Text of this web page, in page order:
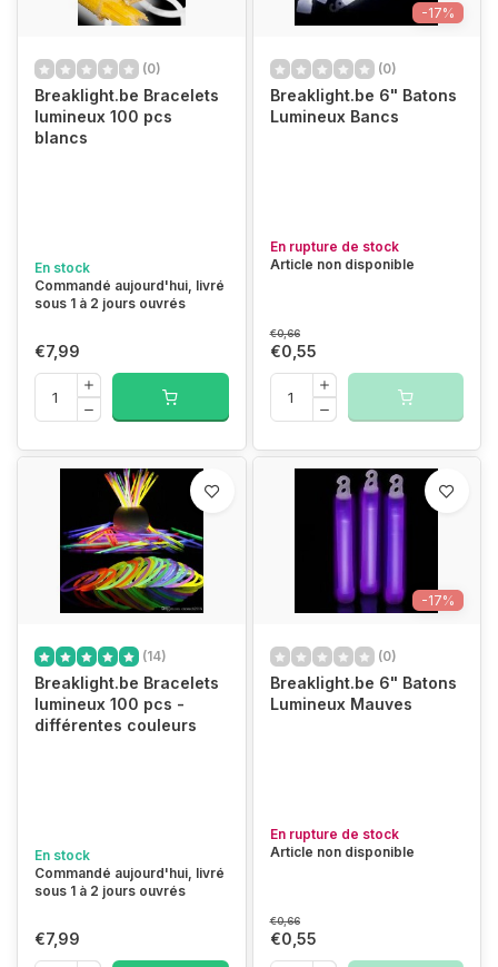
(0)
Breaklight.be Bracelets
lumineux 100 pcs
blancs
En stock
Commandé aujourd'hui, livré
sous 1 à 2 jours ouvrés
€7,99
-17%
(0)
Breaklight.be 6" Batons
Lumineux Bancs
En rupture de stock
Article non disponible
€0,66
€0,55
(14)
Breaklight.be Bracelets
lumineux 100 pcs -
différentes couleurs
En stock
Commandé aujourd'hui, livré
sous 1 à 2 jours ouvrés
€7,99
-17%
(0)
Breaklight.be 6" Batons
Lumineux Mauves
En rupture de stock
Article non disponible
€0,66
€0,55